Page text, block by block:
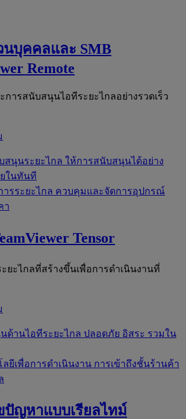
นบุคคลและ SMB
Remote
การสนับสนุนไอทีระยะไกลอย่างรวดเร็ว
สนุนระยะไกล ให้การสนับสนุนได้อย่าง
ในทันที
ารระยะไกล ควบคุมและจัดการอุปกรณ์
า
Tensor
ยะไกลที่สร้างขึ้นเพื่อการดำเนินงานที่
ด้านไอทีระยะไกล ปลอดภัย อิสระ รวมใน
ลยีเพื่อการดำเนินงาน การเข้าถึงชั้นร้านค้า
ปัญหาแบบเรียลไทม์